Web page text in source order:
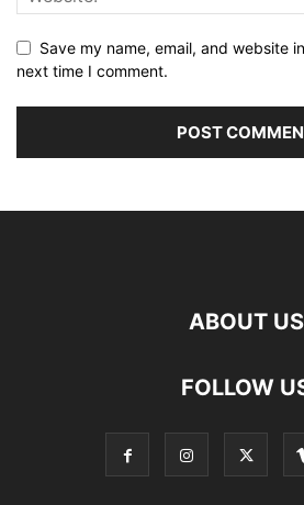
Save my name, email, and website
next time I comment.
ABOUT US
FOLLOW